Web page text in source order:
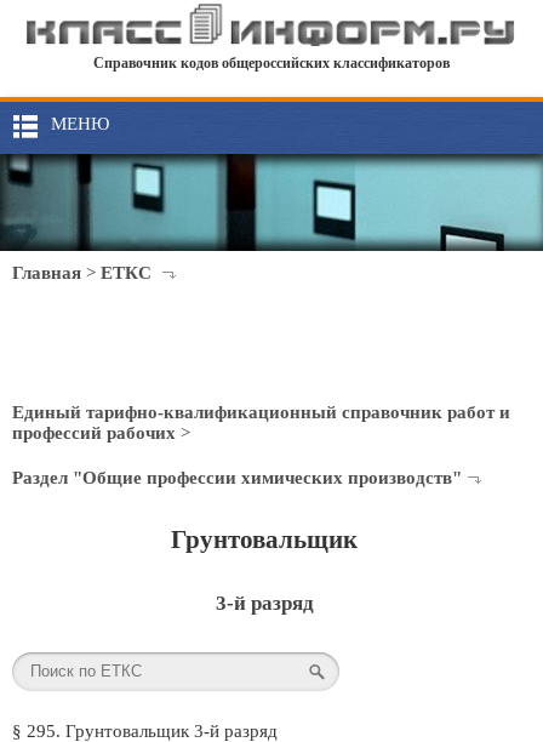
Справочник кодов общероссийских классификаторов
МЕНЮ
Главная > ЕТКС
Единый тарифно-квалификационный справочник работ и
профессий рабочих >
Раздел "Общие профессии химических производств"
Грунтовальщик
3-й разряд
§ 295. Грунтовальщик 3-й разряд